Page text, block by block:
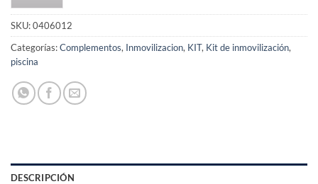
SKU:0406012
Categorías:Complementos, Inmovilizacion, KIT, Kit de inmovilización,
piscina
DESCRIPCIÓN